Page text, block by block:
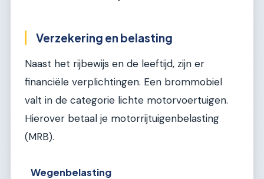
Verzekering en belasting
Naast het rijbewijs en de leeftijd, zijn er
financiële verplichtingen. Een brommobiel
valt in de categorie lichte motorvoertuigen.
Hierover betaal je motorrijtuigenbelasting
(MRB).
Wegenbelasting